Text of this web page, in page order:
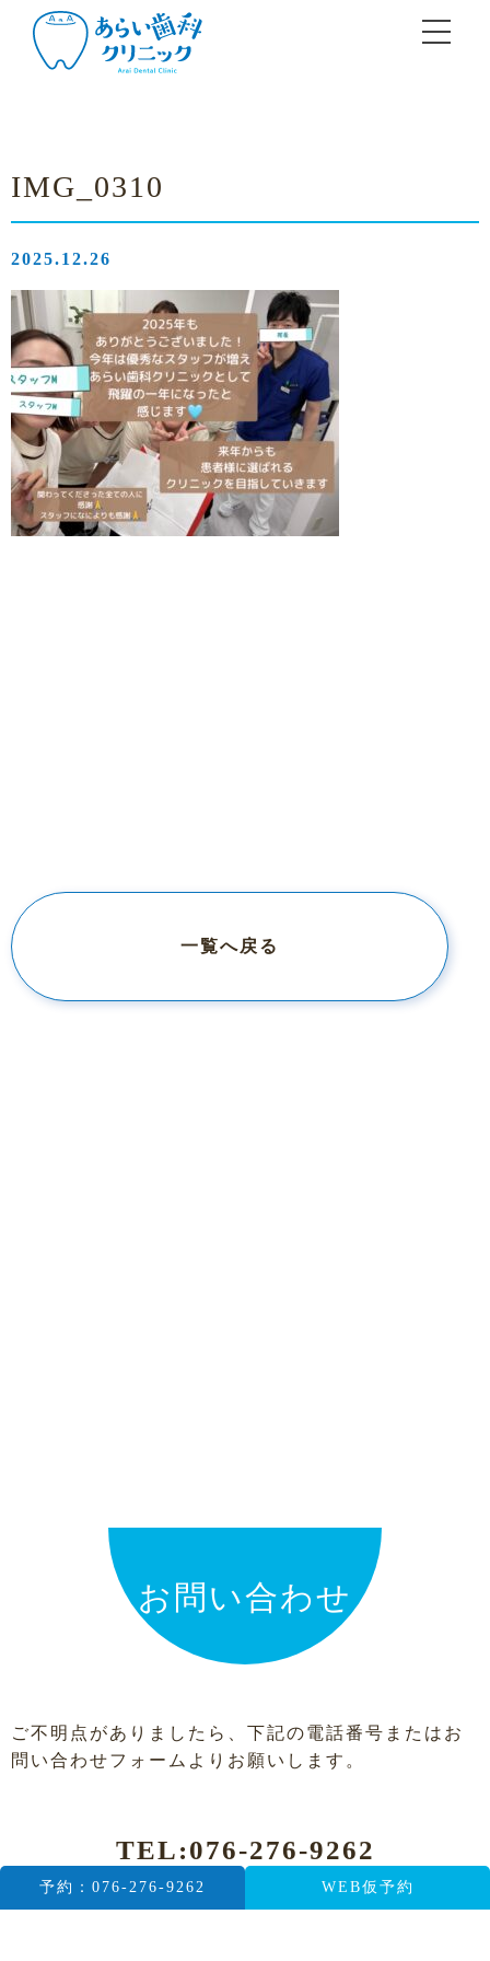
予約：076-276-9262 WEB仮予約
IMG_0310
2025.12.26
一覧へ戻る
お問い合わせ
ご不明点がありましたら、下記の電話番号またはお
問い合わせフォームよりお願いします。
TEL:076-276-9262